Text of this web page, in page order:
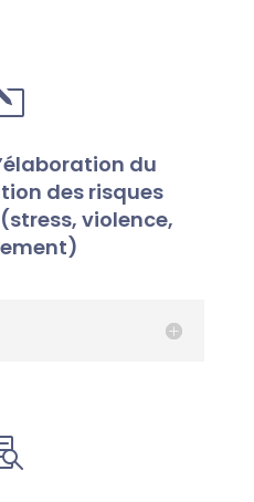
du
des risques
violence,